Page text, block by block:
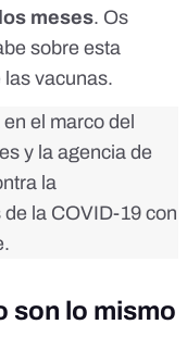
meses. Os
sobre esta
vacunas.
el marco del
y la agencia de
la
la COVID-19 con
son lo mismo